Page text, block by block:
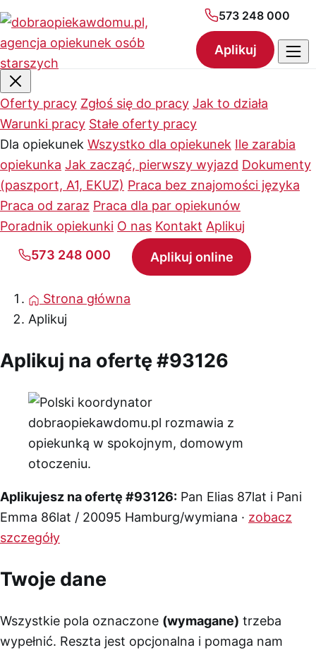
573 248 000
Aplikuj
Oferty pracy Zgłoś się do pracy Jak to działa
Warunki pracy Stałe oferty pracy
Dla opiekunek Wszystko dla opiekunek Ile zarabia
opiekunka Jak zacząć, pierwszy wyjazd Dokumenty
(paszport, A1, EKUZ) Praca bez znajomości języka
Praca od zaraz Praca dla par opiekunów
Poradnik opiekunki O nas Kontakt Aplikuj
573 248 000
Aplikuj online
Strona główna
Aplikuj
Aplikuj na ofertę #93126
Aplikujesz na ofertę #93126: Pan Elias 87lat i Pani
Emma 86lat / 20095 Hamburg/wymiana · zobacz
szczegóły
Twoje dane
Wszystkie pola oznaczone (wymagane) trzeba
wypełnić. Reszta jest opcjonalna i pomaga nam